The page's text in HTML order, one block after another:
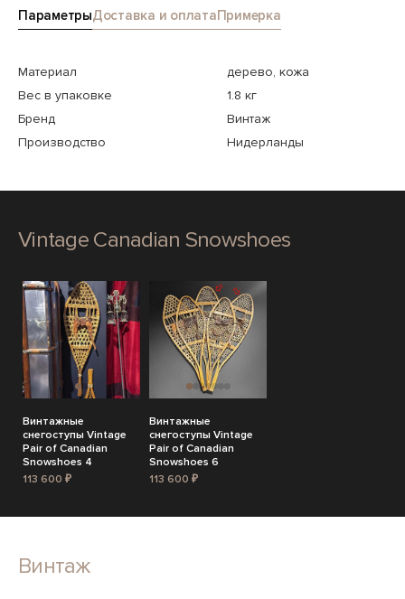
ПараметрыДоставка и оплатаПримерка
Материал
дерево, кожа
Вес в упаковке
1.8 кг
Бренд
Винтаж
Производство
Нидерланды
Vintage Canadian Snowshoes
Винтажные
снегоступы Vintage
Pair of Canadian
Snowshoes 4
113 600 ₽
Винтажные
снегоступы Vintage
Pair of Canadian
Snowshoes 6
113 600 ₽
Винтаж